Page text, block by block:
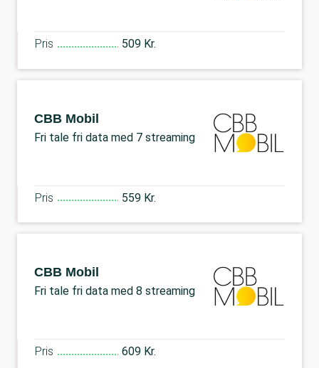
Pris 509 Kr.
CBB Mobil
Fri tale fri data med 7 streaming
Pris 559 Kr.
CBB Mobil
Fri tale fri data med 8 streaming
Pris 609 Kr.